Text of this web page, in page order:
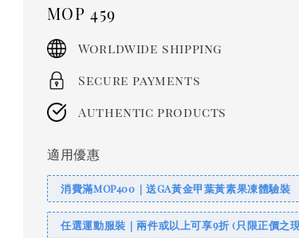
Regular
price
MOP 459
Worldwide shipping
Secure payments
Authentic products
適用優惠
消費滿MOP400｜送GA黃金甲葉黃素果凍體驗裝
任選運動服裝｜兩件或以上可享9折 (只限正價之